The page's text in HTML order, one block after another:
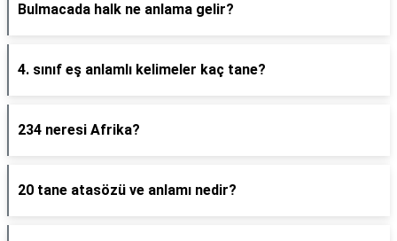
Bulmacada halk ne anlama gelir?
4. sınıf eş anlamlı kelimeler kaç tane?
234 neresi Afrika?
20 tane atasözü ve anlamı nedir?